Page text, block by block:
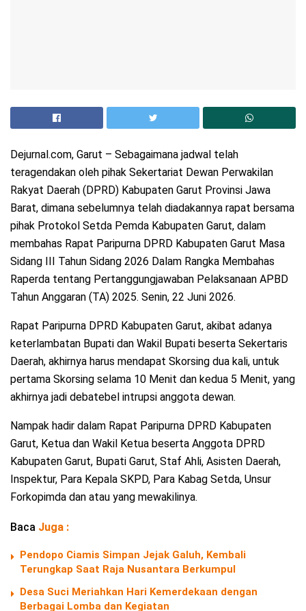
Dejurnal.com, Garut – Sebagaimana jadwal telah
teragendakan oleh pihak Sekertariat Dewan Perwakilan
Rakyat Daerah (DPRD) Kabupaten Garut Provinsi Jawa
Barat, dimana sebelumnya telah diadakannya rapat bersama
pihak Protokol Setda Pemda Kabupaten Garut, dalam
membahas Rapat Paripurna DPRD Kabupaten Garut Masa
Sidang III Tahun Sidang 2026 Dalam Rangka Membahas
Raperda tentang Pertanggungjawaban Pelaksanaan APBD
Tahun Anggaran (TA) 2025. Senin, 22 Juni 2026.
Rapat Paripurna DPRD Kabupaten Garut, akibat adanya
keterlambatan Bupati dan Wakil Bupati beserta Sekertaris
Daerah, akhirnya harus mendapat Skorsing dua kali, untuk
pertama Skorsing selama 10 Menit dan kedua 5 Menit, yang
akhirnya jadi debatebel intrupsi anggota dewan.
Nampak hadir dalam Rapat Paripurna DPRD Kabupaten
Garut, Ketua dan Wakil Ketua beserta Anggota DPRD
Kabupaten Garut, Bupati Garut, Staf Ahli, Asisten Daerah,
Inspektur, Para Kepala SKPD, Para Kabag Setda, Unsur
Forkopimda dan atau yang mewakilinya.
Baca Juga :
Pendopo Ciamis Simpan Jejak Galuh, Kembali
Terungkap Saat Raja Nusantara Berkumpul
Desa Suci Meriahkan Hari Kemerdekaan dengan
Berbagai Lomba dan Kegiatan